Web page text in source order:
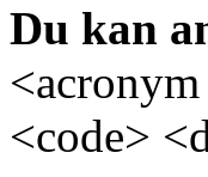
Du kan
<code>